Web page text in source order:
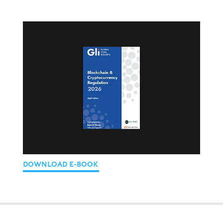
DOWNLOAD E-BOOK